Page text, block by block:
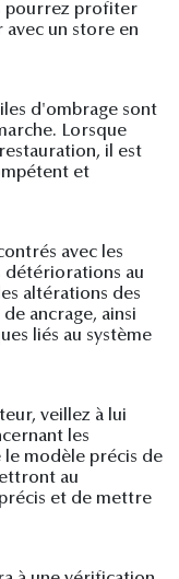
pourrez profiter
un store en
d'ombrage sont
Lorsque
il est
et
avec les
détériorations au
altérations des
ancrage, ainsi
liés au système
veillez à lui
les
le modèle précis de
au
et de mettre